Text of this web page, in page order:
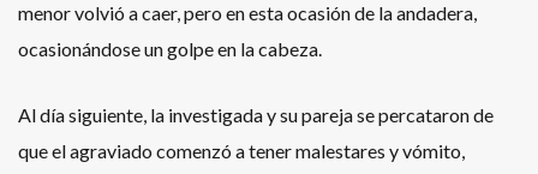
menor volvió a caer, pero en esta ocasión de la andadera,
ocasionándose un golpe en la cabeza.
Al día siguiente, la investigada y su pareja se percataron de
que el agraviado comenzó a tener malestares y vómito,